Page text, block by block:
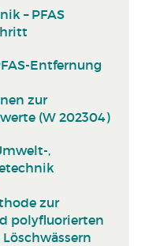
– PFAS
Entfernung
zur
(W 202304)
,
zur
polyfluorierten